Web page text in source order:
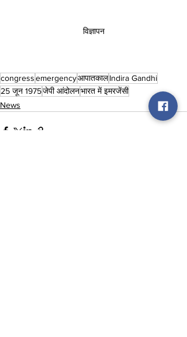
विज्ञापन
congressemergencyआपातकालIndira Gandhi
25 जून 1975जेपी आंदोलनभारत में इमरजेंसी
News